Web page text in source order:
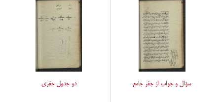
سؤال و جواب از جفر جامع دو جدول جفری